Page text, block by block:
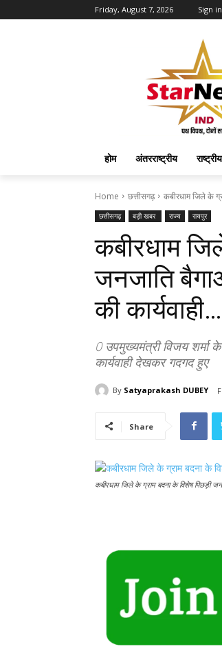
Friday, August 7, 2026 Sign
होम अंतरराष्ट्रीय राष्ट्रीय
Home छत्तीसगढ़ कबीरधाम जिले के
छत्तीसगढ़ बड़ी खबर राज्य रायपुर
कबीरधाम
जनजाति
की कार्यवाही…
0 उपमुख्यमंत्री विजय शर्मा
कार्यवाही देखकर गदगद हुए
By Satyaprakash DUBEY
Share
कबीरधाम जिले के ग्राम बदना के विशेष पिछड़ी